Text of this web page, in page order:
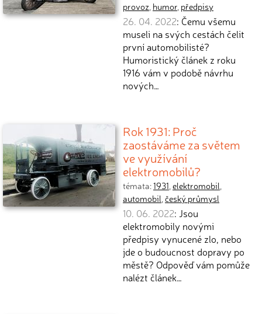
provoz, humor, předpisy
26. 04. 2022: Čemu všemu
museli na svých cestách čelit
první automobilisté?
Humoristický článek z roku
1916 vám v podobě návrhu
nových…
Rok 1931: Proč
zaostáváme za světem
ve využívání
elektromobilů?
témata:1931,elektromobil,
automobil,český průmysl
10. 06. 2022: Jsou
elektromobily novými
předpisy vynucené zlo, nebo
jde o budoucnost dopravy po
městě? Odpověď vám pomůže
nalézt článek…